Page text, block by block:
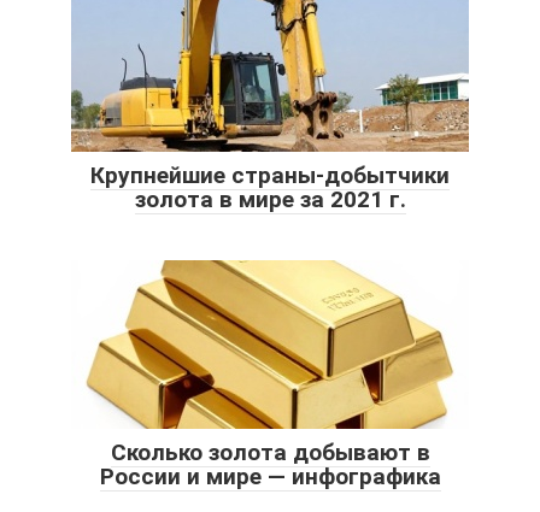
Крупнейшие страны-добытчики
золота в мире за 2021 г.
Сколько золота добывают в
России и мире — инфографика